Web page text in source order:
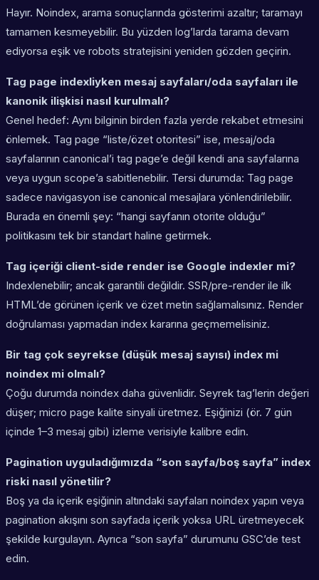
Hayır. Noindex, arama sonuçlarında gösterimi azaltır; taramayı
tamamen kesmeyebilir. Bu yüzden log’larda tarama devam
ediyorsa eşik ve robots stratejisini yeniden gözden geçirin.
Tag page indexliyken mesaj sayfaları/oda sayfaları ile
kanonik ilişkisi nasıl kurulmalı?
Genel hedef: Aynı bilginin birden fazla yerde rekabet etmesini
önlemek. Tag page “liste/özet otoritesi” ise, mesaj/oda
sayfalarının canonical’i tag page’e değil kendi ana sayfalarına
veya uygun scope’a sabitlenebilir. Tersi durumda: Tag page
sadece navigasyon ise canonical mesajlara yönlendirilebilir.
Burada en önemli şey: “hangi sayfanın otorite olduğu”
politikasını tek bir standart haline getirmek.
Tag içeriği client-side render ise Google indexler mi?
Indexlenebilir; ancak garantili değildir. SSR/pre-render ile ilk
HTML’de görünen içerik ve özet metin sağlamalısınız. Render
doğrulaması yapmadan index kararına geçmemelisiniz.
Bir tag çok seyrekse (düşük mesaj sayısı) index mi
noindex mi olmalı?
Çoğu durumda noindex daha güvenlidir. Seyrek tag’lerin değeri
düşer; micro page kalite sinyali üretmez. Eşiğinizi (ör. 7 gün
içinde 1–3 mesaj gibi) izleme verisiyle kalibre edin.
Pagination uyguladığımızda “son sayfa/boş sayfa” index
riski nasıl yönetilir?
Boş ya da içerik eşiğinin altındaki sayfaları noindex yapın veya
pagination akışını son sayfada içerik yoksa URL üretmeyecek
şekilde kurgulayın. Ayrıca “son sayfa” durumunu GSC’de test
edin.